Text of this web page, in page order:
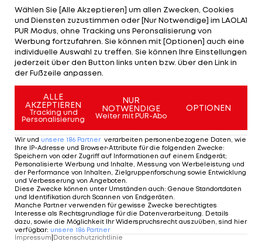
Aufschlag mit einem Ass. Die Deutsche
überzeugte mit einem starken Service und ließ im
zweiten Satz keinen einzigen Breakball der
French-Open-Siegerin zu. Im Viertelfinale trifft
Lisicki auf ihre Landsfrau Angelique Kerber oder
die Belgierin Kim Clijsters.
Mehr zum Thema
Wählen Sie [Alle Akzeptieren] um allen Zwecken, Cookies
und Diensten zuzustimmen oder [Nur Notwendige] im LAOLA1
PUR Modus, ohne Tracking uns Peronsalisierung von
Werbung fortzufahren. Sie können mit [Optionen] auch eine
individuelle Auswahl zu treffen. Sie können Ihre Einstellungen
jederzeit über den Button links unten bzw. über den Link in
der Fußzeile anpassen.
ALLE
AKZEPTIEREN
Tracking und
Personalisierung
NUR
NOTWENDIGE
Weiter mit PUR-Abo
OPTIONEN
Wir und unsere 186 Partner verarbeiten personenbezogene Daten, wie
Ihre IP-Adresse und Browser-Attribute für die folgenden Zwecke:
Speichern von oder Zugriff auf Informationen auf einem Endgerät;
Personalisierte Werbung und Inhalte, Messung von Werbeleistung und
der Performance von Inhalten, Zielgruppenforschung sowie Entwicklung
und Verbesserung von Angeboten.
Diese Zwecke können unter Umständen auch: Genaue Standortdaten
und Identifikation durch Scannen von Endgeräten.
Manche Partner verwenden für gewisse Zwecke berechtigtes
Interesse als Rechtsgrundlage für die Datenverarbeitung. Details
dazu, sowie die Möglichkeit Ihr Widerspruchsrecht auszuüben, sind hier
verfügbar: unsere 186 Partner
Impressum Datenschutzrichtlinie